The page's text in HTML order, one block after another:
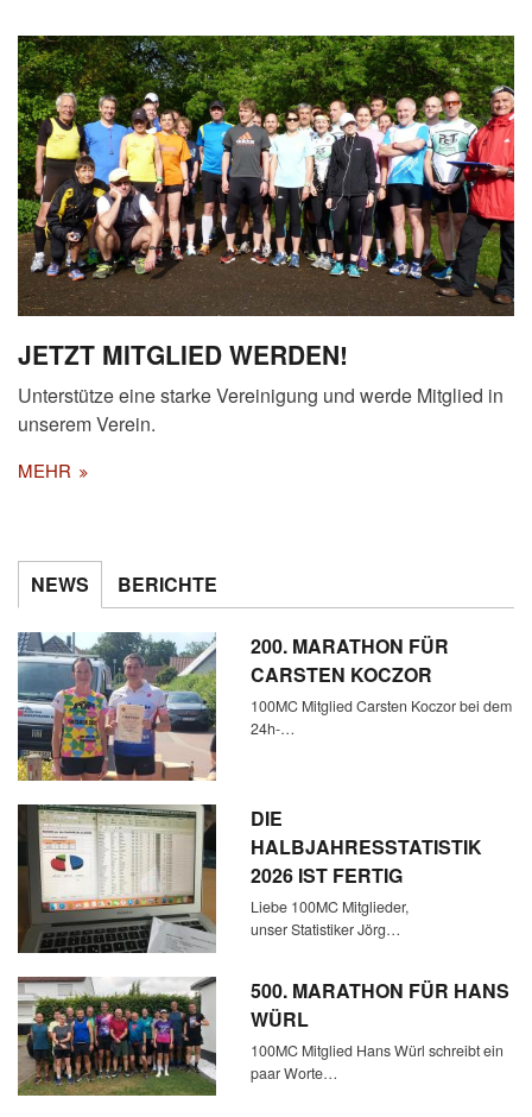
JETZT MITGLIED WERDEN!
Unterstütze eine starke Vereinigung und werde Mitglied in
unserem Verein.
MEHR
NEWS BERICHTE
200. MARATHON FÜR
CARSTEN KOCZOR
100MC Mitglied Carsten Koczor bei dem
24h-…
DIE
HALBJAHRESSTATISTIK
2026 IST FERTIG
Liebe 100MC Mitglieder,
unser Statistiker Jörg…
500. MARATHON FÜR HANS
WÜRL
100MC Mitglied Hans Würl schreibt ein
paar Worte…